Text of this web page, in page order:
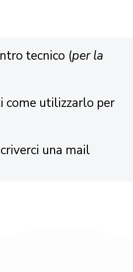
tecnico (per la
utilizzarlo per
una mail